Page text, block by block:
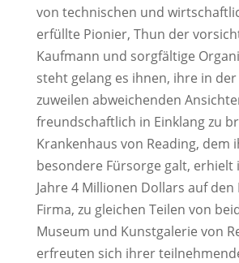
von technischen und
erfüllte Pionier, Thun der
Kaufmann und sorgfältige
steht gelang es ihnen, ihre in der
zuweilen abweichenden
freundschaftlich in Einklang zu
Krankenhaus von Reading, dem
besondere Fürsorge galt, erhielt
Jahre 4 Millionen Dollars auf
Firma, zu gleichen Teilen von
Museum und Kunstgalerie von
erfreuten sich ihrer